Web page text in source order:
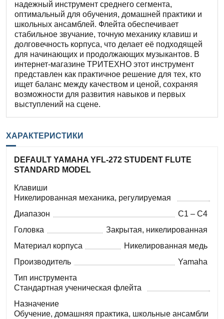
надежный инструмент среднего сегмента,
оптимальный для обучения, домашней практики и
школьных ансамблей. Флейта обеспечивает
стабильное звучание, точную механику клавиш и
долговечность корпуса, что делает её подходящей
для начинающих и продолжающих музыкантов. В
интернет-магазине ТРИТЕХНО этот инструмент
представлен как практичное решение для тех, кто
ищет баланс между качеством и ценой, сохраняя
возможности для развития навыков и первых
выступлений на сцене.
ХАРАКТЕРИСТИКИ
DEFAULT YAMAHA YFL-272 STUDENT FLUTE
STANDARD MODEL
Клавиши
Никелированная механика, регулируемая
Диапазон
C1 – C4
Головка
Закрытая, никелированная
Материал корпуса
Никелированная медь
Производитель
Yamaha
Тип инструмента
Стандартная ученическая флейта
Назначение
Обучение, домашняя практика, школьные ансамбли